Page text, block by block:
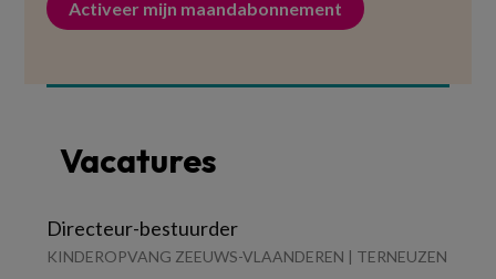
Activeer mijn maandabonnement
Vacatures
Directeur-bestuurder
KINDEROPVANG ZEEUWS-VLAANDEREN | TERNEUZEN